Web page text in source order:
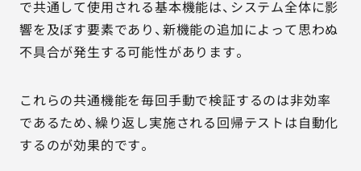
で共通して使用される基本機能は、システム全体に影
響を及ぼす要素であり、新機能の追加によって思わぬ
不具合が発生する可能性があります。
これらの共通機能を毎回手動で検証するのは非効率
であるため、繰り返し実施される回帰テストは自動化
するのが効果的です。